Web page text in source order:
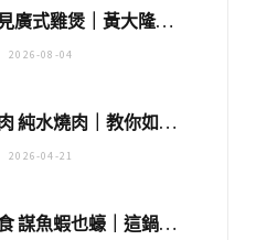
台北少見廣式雞煲｜黃大隆濃郁煲湯：經典提燈與溫體雞肉，熬夜修仙不如來喝湯！
2026-08-04
桃園燒肉 純水燒肉｜教你如何優惠吃日本A5和牛各種部位，私房菜誠意吃好吃滿
2026-04-21
林口美食 謀魚蝦也蠔｜這鍋太狂！「蟹老闆派對鍋」10多種海鮮浮誇上桌，壽星再送生食摩天輪！